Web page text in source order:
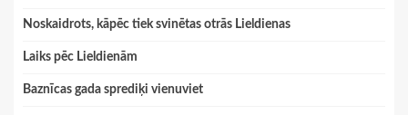
Noskaidrots, kāpēc tiek svinētas otrās Lieldienas
Laiks pēc Lieldienām
Baznīcas gada sprediķi vienuviet